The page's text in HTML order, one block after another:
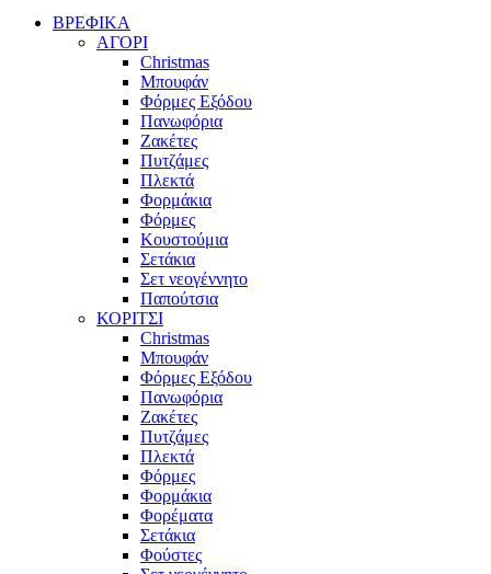
ΒΡΕΦΙΚΑ
ΑΓΟΡΙ
Christmas
Μπουφάν
Φόρμες Εξόδου
Πανωφόρια
Ζακέτες
Πυτζάμες
Πλεκτά
Φορμάκια
Φόρμες
Κουστούμια
Σετάκια
Σετ νεογέννητο
Παπούτσια
ΚΟΡΙΤΣΙ
Christmas
Μπουφάν
Φόρμες Εξόδου
Πανωφόρια
Ζακέτες
Πυτζάμες
Πλεκτά
Φόρμες
Φορμάκια
Φορέματα
Σετάκια
Φούστες